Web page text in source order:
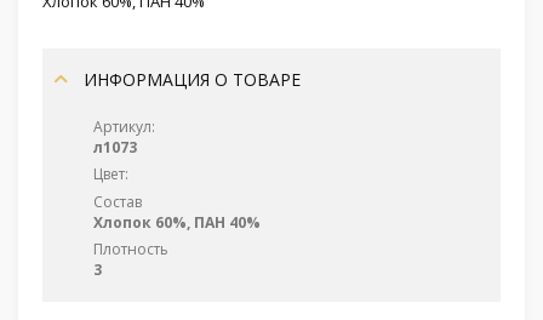
ИНФОРМАЦИЯ О ТОВАРЕ
Артикул:
л1073
Цвет:
Состав
Хлопок 60%, ПАН 40%
Плотность
3